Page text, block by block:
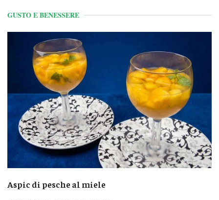
GUSTO E BENESSERE
Aspic di pesche al miele